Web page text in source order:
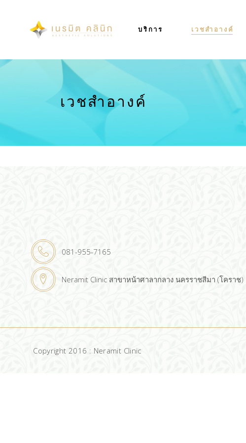
บริการ เวชสำอางค์
เวชสำอางค์
081-955-7165
Neramit Clinic สาขาหน้าศาลากลาง นครราชสีมา (โคราช)
Copyright 2016 : Neramit Clinic